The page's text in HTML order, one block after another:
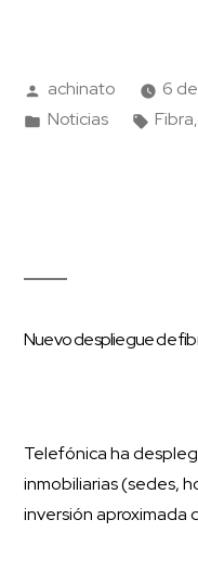
achinato
6
Noticias
Fibra,
Nuevo despliegue de
Telefónica ha
inmobiliarias (sedes,
inversión aproximada